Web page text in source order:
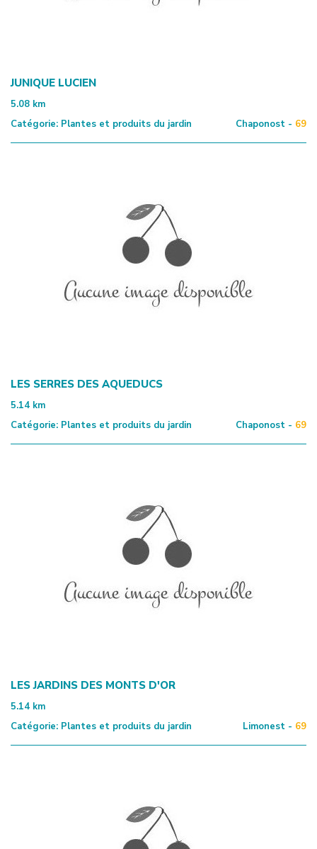
JUNIQUE LUCIEN
5.08 km
Catégorie: Plantes et produits du jardin Chaponost - 69
LES SERRES DES AQUEDUCS
5.14 km
Catégorie: Plantes et produits du jardin Chaponost - 69
LES JARDINS DES MONTS D'OR
5.14 km
Catégorie: Plantes et produits du jardin Limonest - 69